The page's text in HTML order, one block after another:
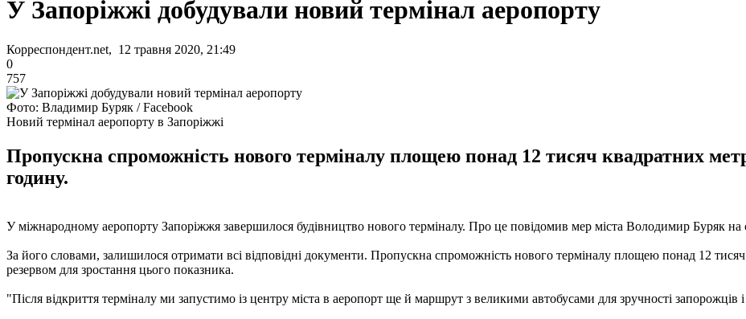
У Запоріжжі добудували новий термінал аеропорту
Корреспондент.net, 12 травня 2020, 21:49
0
757
Фото: Владимир Буряк / Facebook
Новий термінал аеропорту в Запоріжжі
Пропускна спроможність нового терміналу площею понад 12 тисяч квадратних
годину.
У міжнародному аеропорту Запоріжжя завершилося будівництво нового терміналу. Про це повідомив мер міста Володимир Буряк на
За його словами, залишилося отримати всі відповідні документи. Пропускна спроможність нового терміналу площею понад 12
резервом для зростання цього показника.
"Після відкриття терміналу ми запустимо із центру міста в аеропорт ще й маршрут з великими автобусами для зручності запорожців